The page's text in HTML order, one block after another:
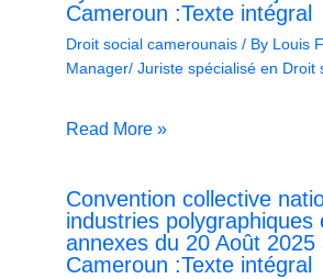
Cameroun :Texte intégral
Droit social camerounais / By Louis
Manager/ Juriste spécialisé en Droit
Read More »
Convention collective
industries polygraphiques
annexes du 20 Août 2025
Cameroun :Texte intégral